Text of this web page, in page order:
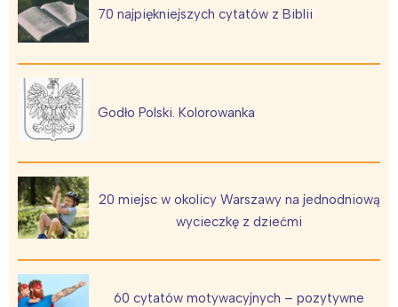
70 najpiękniejszych cytatów z Biblii
Godło Polski. Kolorowanka
20 miejsc w okolicy Warszawy na jednodniową
wycieczkę z dziećmi
60 cytatów motywacyjnych – pozytywne